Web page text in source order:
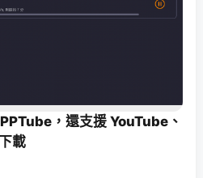
，還支援 YouTube、
載